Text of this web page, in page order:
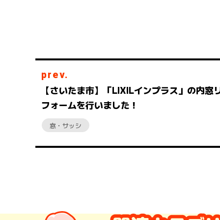
prev.
【さいたま市】「LIXILインプラス」の内窓
フォームを行いました！
窓・サッシ